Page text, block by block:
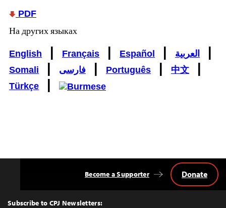
PDF
На других языках
English Français Español العربية
Somali فارسی Português 中文
Türkçe
Top
Subscribe to CPJ Newsletters:
Become a Supporter Donate